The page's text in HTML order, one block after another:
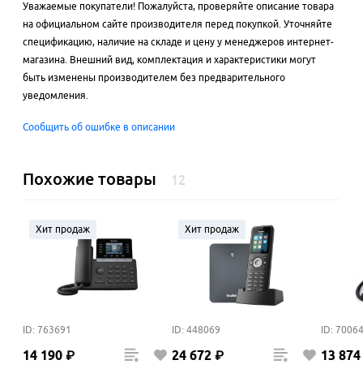
Уважаемые покупатели! Пожалуйста, проверяйте описание товара
на официальном сайте производителя перед покупкой. Уточняйте
спецификацию, наличие на складе и цену у менеджеров интернет-
магазина. Внешний вид, комплектация и характеристики могут
быть изменены производителем без предварительного
уведомления.
Сообщить об ошибке в описании
Похожие товары 12
Хит продаж
ID: 763691
14 190 ₽
Хит продаж
ID: 448069
24 672 ₽
ID:
13 874